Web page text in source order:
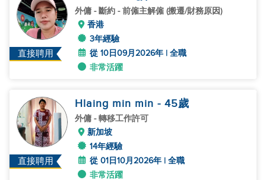
直接聘用
外傭 - 斷約 - 前僱主解僱 (搬遷/財務原因)
香港
3年經驗
從 10日09月2026年 | 全職
非常活躍
直接聘用
Hlaing min min - 45歲
外傭 - 轉移工作許可
新加坡
14年經驗
從 01日10月2026年 | 全職
非常活躍